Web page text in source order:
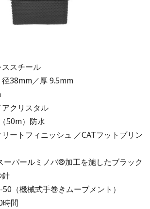
スチール
径38mm／厚 9.5mm
アクリスタル
50m）防水
ートフィニッシュ ／CATフットプリン
ーパールミノバ®加工を施したブラック
針
（機械式手巻きムーブメント）
時間